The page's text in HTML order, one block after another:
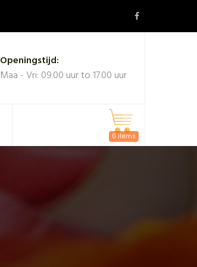
Openingstijd:
Maa - Vri: 09.00 uur to 17.00 uur
0 items